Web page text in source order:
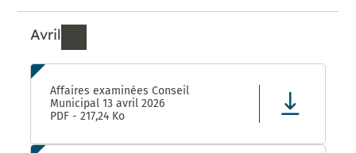
Avril
Ressources de Avril 2026
Affaires examinées Conseil
Municipal 13 avril 2026
PDF - 217,24 Ko